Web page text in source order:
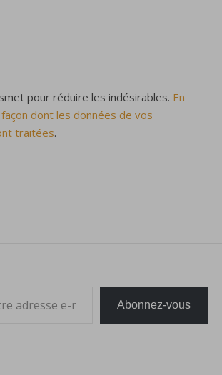
pour réduire les indésirables. En
dont les données de vos
traitées.
Abonnez-vous